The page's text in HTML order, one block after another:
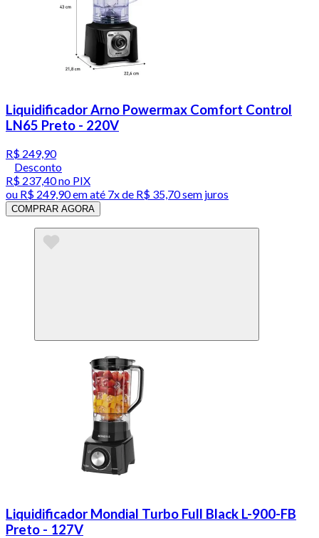
Liquidificador Arno Powermax Comfort Control
LN65 Preto - 220V
R$ 249,90
Desconto
R$ 237,40no PIX
ou R$ 249,90em até 7x de R$ 35,70 sem juros
COMPRAR AGORA
Liquidificador Mondial Turbo Full Black L-900-FB
Preto - 127V